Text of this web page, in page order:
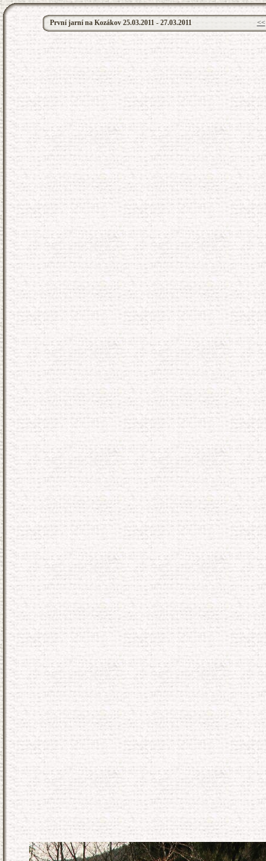
První jarní na Kozákov 25.03.2011 - 27.03.2011 <<